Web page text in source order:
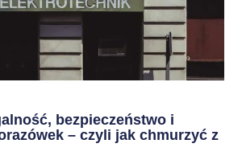
bezpieczeństwo i
– czyli jak chmurzyć z